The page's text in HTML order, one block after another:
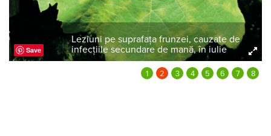
Save
Leziuni pe suprafața frunzei, cauzate de
infecțiile secundare de mană, în iulie